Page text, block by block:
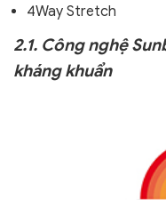
4Way Stretch
2.1. Công nghệ
kháng khuẩn